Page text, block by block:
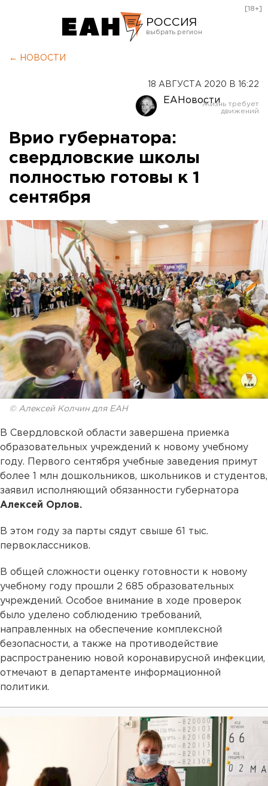
РОССИЯ
Оренбург
[18+]
← НОВОСТИ
18 АВГУСТА 2020 В 16:22
ЕАНовости
Врио губернатора:
свердловские школы
полностью готовы к 1
сентября
© Алексей Колчин для ЕАН
В Свердловской области завершена приемка
образовательных учреждений к новому учебному
году. Первого сентября учебные заведения примут
более 1 млн дошкольников, школьников и студентов,
заявил исполняющий обязанности губернатора
Алексей Орлов.
В этом году за парты сядут свыше 61 тыс.
первоклассников.
В общей сложности оценку готовности к новому
учебному году прошли 2 685 образовательных
учреждений. Особое внимание в ходе проверок
было уделено соблюдению требований,
направленных на обеспечение комплексной
безопасности, а также на противодействие
распространению новой коронавирусной инфекции,
отмечают в департаменте информационной
политики.